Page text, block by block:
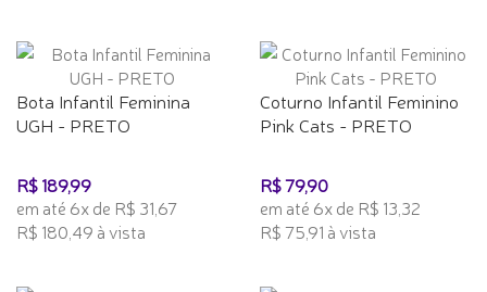
Bota Infantil Feminina
UGH - PRETO
R$ 189,99
em até 6x de R$ 31,67
R$ 180,49 à vista
Coturno Infantil Feminino
Pink Cats - PRETO
R$ 79,90
em até 6x de R$ 13,32
R$ 75,91 à vista